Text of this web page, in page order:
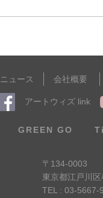
ニュース 会社概要
アートウィズ link
GREEN GO
〒134-0003
東京都江戸川
TEL : 03-5667-